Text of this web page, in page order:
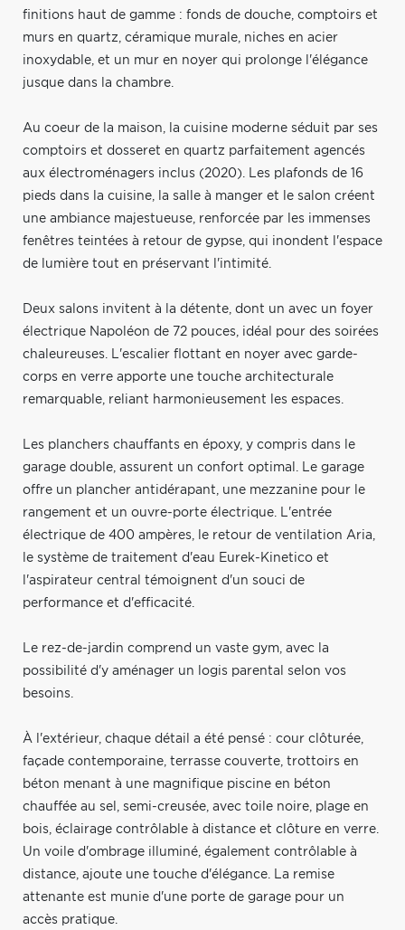
finitions haut de gamme : fonds de douche, comptoirs et
murs en quartz, céramique murale, niches en acier
inoxydable, et un mur en noyer qui prolonge l'élégance
jusque dans la chambre.
Au coeur de la maison, la cuisine moderne séduit par ses
comptoirs et dosseret en quartz parfaitement agencés
aux électroménagers inclus (2020). Les plafonds de 16
pieds dans la cuisine, la salle à manger et le salon créent
une ambiance majestueuse, renforcée par les immenses
fenêtres teintées à retour de gypse, qui inondent l'espace
de lumière tout en préservant l'intimité.
Deux salons invitent à la détente, dont un avec un foyer
électrique Napoléon de 72 pouces, idéal pour des soirées
chaleureuses. L'escalier flottant en noyer avec garde-
corps en verre apporte une touche architecturale
remarquable, reliant harmonieusement les espaces.
Les planchers chauffants en époxy, y compris dans le
garage double, assurent un confort optimal. Le garage
offre un plancher antidérapant, une mezzanine pour le
rangement et un ouvre-porte électrique. L'entrée
électrique de 400 ampères, le retour de ventilation Aria,
le système de traitement d'eau Eurek-Kinetico et
l'aspirateur central témoignent d'un souci de
performance et d'efficacité.
Le rez-de-jardin comprend un vaste gym, avec la
possibilité d'y aménager un logis parental selon vos
besoins.
À l'extérieur, chaque détail a été pensé : cour clôturée,
façade contemporaine, terrasse couverte, trottoirs en
béton menant à une magnifique piscine en béton
chauffée au sel, semi-creusée, avec toile noire, plage en
bois, éclairage contrôlable à distance et clôture en verre.
Un voile d'ombrage illuminé, également contrôlable à
distance, ajoute une touche d'élégance. La remise
attenante est munie d'une porte de garage pour un
accès pratique.